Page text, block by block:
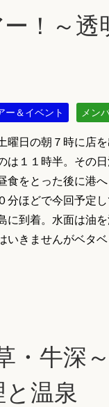
！～透
ー＆イベント メン
曜日の朝７時に店
は１１時半。その
食をとった後に港
分ほどで今回予定
に到着。水面は油
いきませんがベタ
・牛深
温泉